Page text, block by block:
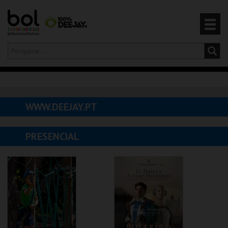
Olá,iniciar sessão
CARRINHO
EVENTOS
CARTÕES
PRODUTOS
WWW.DEEJAY.PT
PRESENCIAL